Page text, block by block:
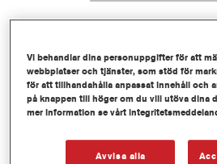
Produktfunktioner
Vi behandlar dina personuppgifter för att
webbplatser och tjänster, som stöd för
för att tillhandahålla anpassat innehåll och
på knappen till höger om du vill utöva dina
mer information se vårt
Avvisa alla